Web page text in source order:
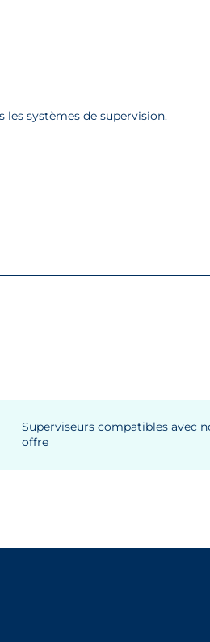
les systèmes de supervision.
Superviseurs compatibles avec
offre